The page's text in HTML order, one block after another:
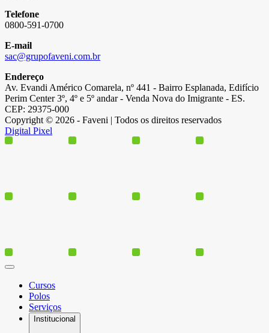
Telefone
0800-591-0700
E-mail
sac@grupofaveni.com.br
Endereço
Av. Evandi Américo Comarela, nº 441 - Bairro Esplanada, Edifício
Perim Center 3º, 4º e 5º andar - Venda Nova do Imigrante - ES.
CEP: 29375-000
Copyright © 2026 - Faveni | Todos os direitos reservados
Digital Pixel
Cursos
Polos
Serviços
Institucional